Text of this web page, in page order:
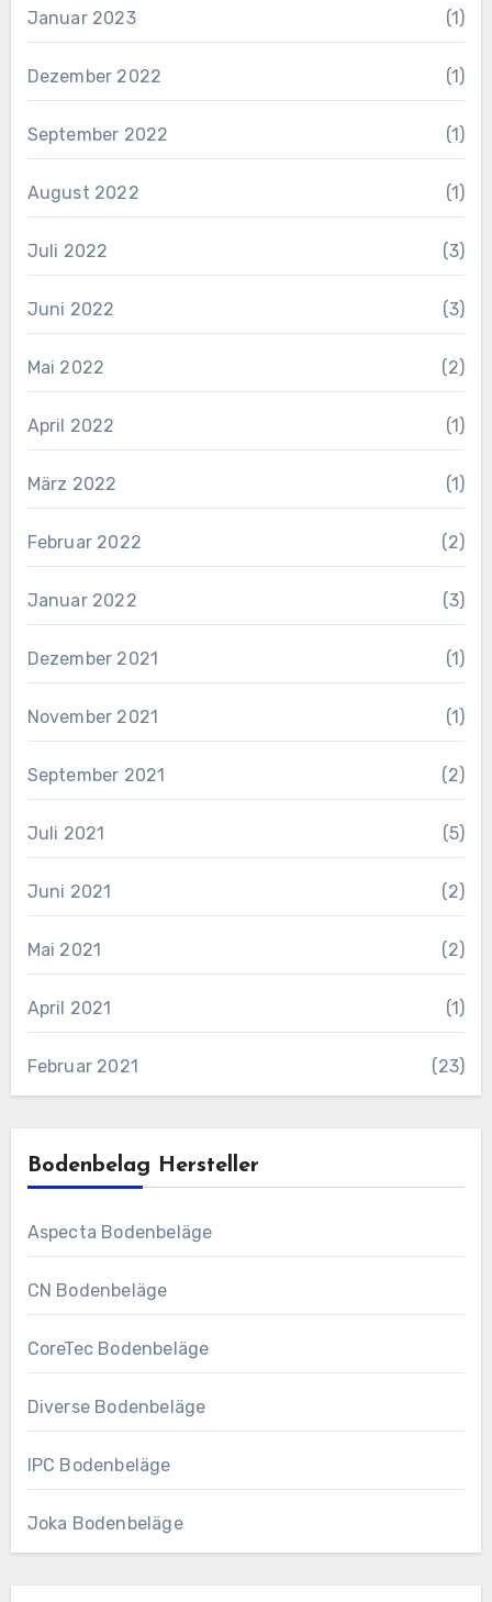
Januar 2023 (1)
Dezember 2022 (1)
September 2022 (1)
August 2022 (1)
Juli 2022 (3)
Juni 2022 (3)
Mai 2022 (2)
April 2022 (1)
März 2022 (1)
Februar 2022 (2)
Januar 2022 (3)
Dezember 2021 (1)
November 2021 (1)
September 2021 (2)
Juli 2021 (5)
Juni 2021 (2)
Mai 2021 (2)
April 2021 (1)
Februar 2021 (23)
Bodenbelag Hersteller
Aspecta Bodenbeläge
CN Bodenbeläge
CoreTec Bodenbeläge
Diverse Bodenbeläge
IPC Bodenbeläge
Joka Bodenbeläge